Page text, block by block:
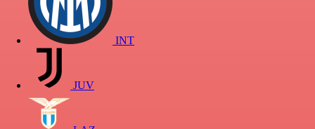
INT
JUV